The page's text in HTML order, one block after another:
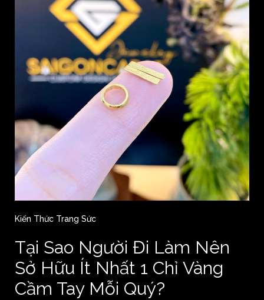
Kiến Thức Trang Sức
Tại Sao Người Đi Làm Nên
Sở Hữu Ít Nhất 1 Chỉ Vàng
Cầm Tay Mỗi Quý?